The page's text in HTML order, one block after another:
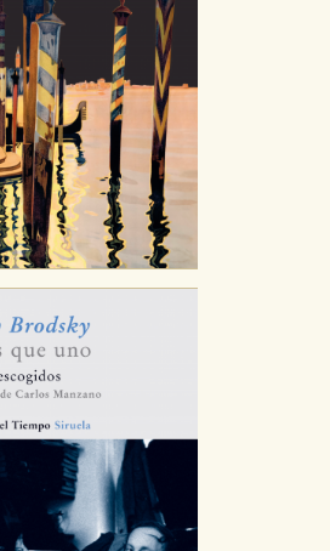
necesarias para que nuestro sitio
es posible deshabilitarlas desde
posible hacerlo desde el
ese caso es posible que algunas
dejen de funcionar
y analíticas
para mejorar su experiencia
el funcionamiento de
Almacenan configuraciones de
no tenga que reconfigurarlos cada
La información es agregada y, por lo
y redes sociales
por nuestros socios
para mostrar publicidad
intereses en otros sitios. No
información personal sino
identificación única de su
de internet.